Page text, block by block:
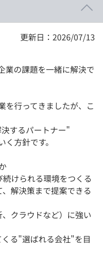
更新日：2026/07/13
業の課題を一緒に解決で
を行ってきましたが、こ
するパートナー"
方針です。
けられる環境をつくる
解決策まで提案できる
クラウドなど）に強い
る"選ばれる会社"を目